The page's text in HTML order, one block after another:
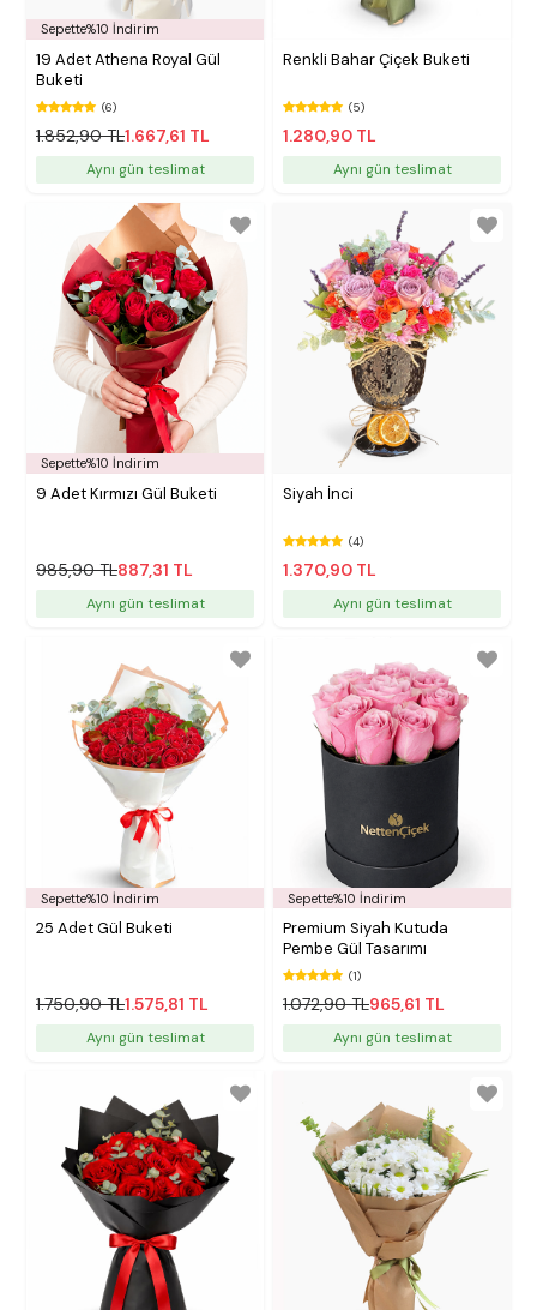
Sepette%10 İndirim
19 Adet Athena Royal Gül
Buketi
(6)
1.852,90 TL1.667,61 TL
Aynı gün teslimat
Renkli Bahar Çiçek Buketi
(5)
1.280,90 TL
Aynı gün teslimat
Sepette%10 İndirim
9 Adet Kırmızı Gül Buketi
985,90 TL887,31 TL
Aynı gün teslimat
Siyah İnci
(4)
1.370,90 TL
Aynı gün teslimat
Sepette%10 İndirim
25 Adet Gül Buketi
1.750,90 TL1.575,81 TL
Aynı gün teslimat
Sepette%10 İndirim
Premium Siyah Kutuda
Pembe Gül Tasarımı
(1)
1.072,90 TL965,61 TL
Aynı gün teslimat